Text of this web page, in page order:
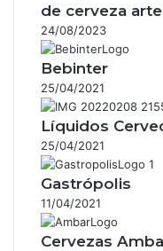
de cerveza
24/08/2023
Bebinter
25/04/2021
Líquidos
25/04/2021
Gastrópolis
11/04/2021
Cervezas